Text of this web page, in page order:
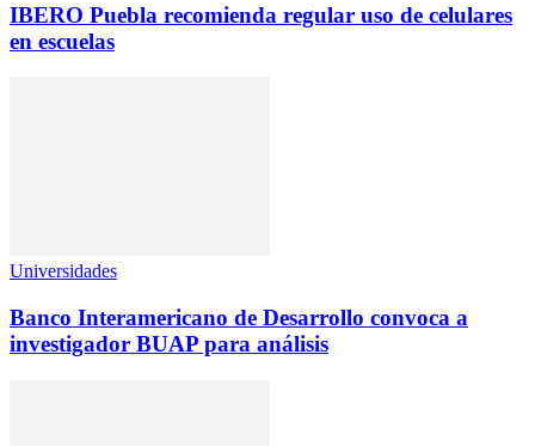
IBERO Puebla recomienda regular uso de celulares
en escuelas
Universidades
Banco Interamericano de Desarrollo convoca a
investigador BUAP para análisis